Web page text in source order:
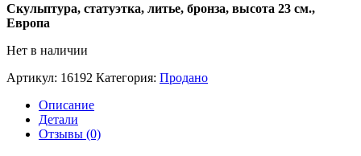
Скульптура, статуэтка, литье, бронза, высота 23 см.,
Европа
Нет в наличии
Артикул: 16192 Категория: Продано
Описание
Детали
Отзывы (0)